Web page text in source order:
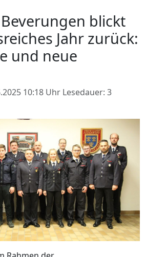
blickt
Jahr zurück:
und neue
10:18 Uhr Lesedauer: 3